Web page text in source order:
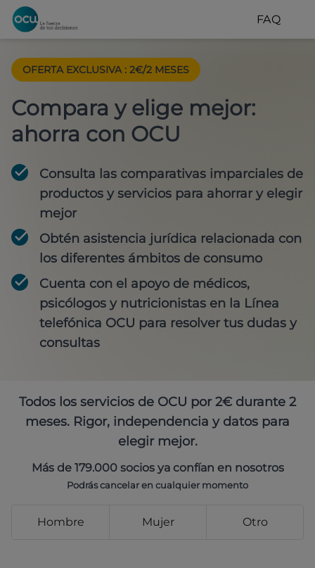
FAQ
OFERTA EXCLUSIVA : 2€/2 MESES
Compara y elige mejor:
ahorra con OCU
Consulta las comparativas imparciales de
productos y servicios para ahorrar y elegir
mejor
Obtén asistencia jurídica relacionada con
los diferentes ámbitos de consumo
Cuenta con el apoyo de médicos,
psicólogos y nutricionistas en la Línea
telefónica OCU para resolver tus dudas y
consultas
Todos los servicios de OCU por 2€ durante 2
meses. Rigor, independencia y datos para
elegir mejor.
Más de 179.000 socios ya confían en nosotros
Podrás cancelar en cualquier momento
Hombre Mujer Otro